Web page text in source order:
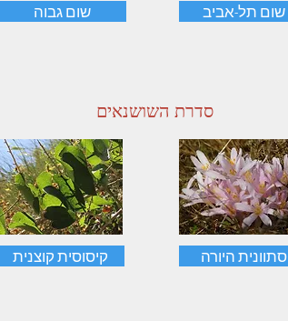
שום גבוה שום תל-אביב
סדרת השושנאים
קיסוסית קוצנית סתוונית היורה